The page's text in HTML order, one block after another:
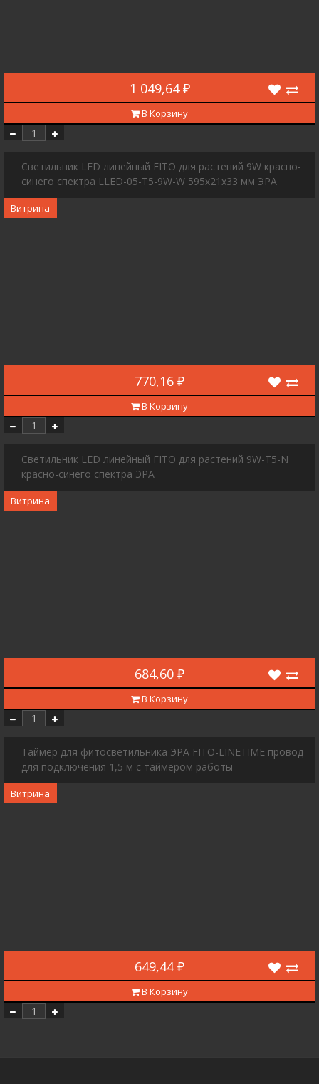
1 049,64 ₽
В Корзину
Светильник LED линейный FITO для растений 9W красно-
синего спектра LLED-05-T5-9W-W 595х21х33 мм ЭРА
Витрина
770,16 ₽
В Корзину
Светильник LED линейный FITO для растений 9W-T5-N
красно-синего спектра ЭРА
Витрина
684,60 ₽
В Корзину
Таймер для фитосветильника ЭРА FITO-LINETIME провод
для подключения 1,5 м с таймером работы
Витрина
649,44 ₽
В Корзину